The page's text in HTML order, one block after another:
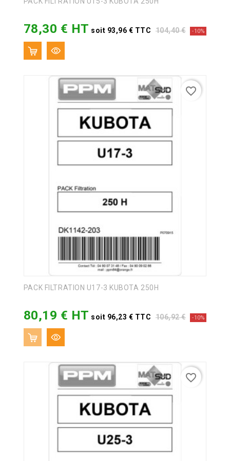
78,30 € HT soit 93,96 € TTC
Prix
104,40 € Prix
-10%
PACK FILTRATION U17-3 KUBOTA 250H
80,19 € HT soit 96,23 € TTC
Prix
106,92 € Prix
-10%
favorite_border
favorite_border